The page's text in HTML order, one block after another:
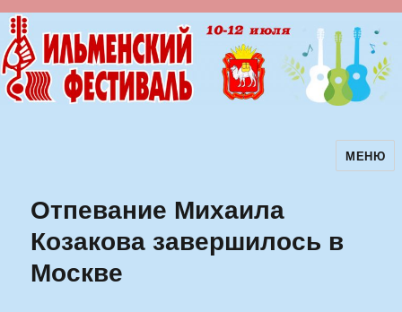
Ильменский фестиваль авторскойМЕНЮ
Отпевание Михаила
Козакова завершилось в
Москве